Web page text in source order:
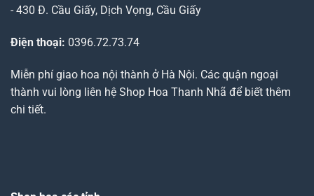
- 430 Đ. Cầu Giấy, Dịch Vọng, Cầu Giấy
Điện thoại: 0396.72.73.74
Miễn phí giao hoa nội thành ở Hà Nội. Các quận ngoại
thành vui lòng liên hệ Shop Hoa Thanh Nhã để biết thêm
chi tiết.